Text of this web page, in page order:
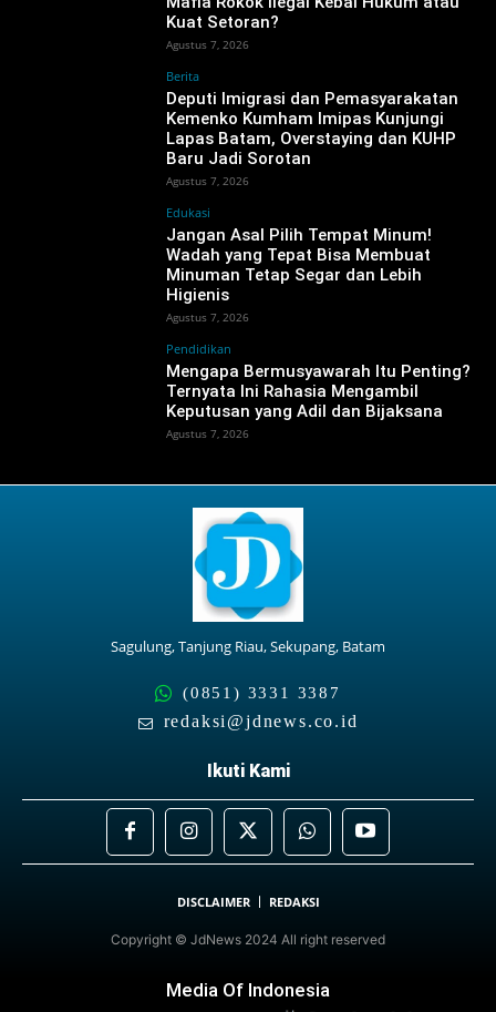
Kuat Setoran?
Agustus 7, 2026
Berita
‎Deputi Imigrasi dan Pemasyarakatan
Kemenko Kumham Imipas Kunjungi
Lapas Batam, Overstaying dan KUHP
Baru Jadi Sorotan
Agustus 7, 2026
Edukasi
Jangan Asal Pilih Tempat Minum!
Wadah yang Tepat Bisa Membuat
Minuman Tetap Segar dan Lebih
Higienis
Agustus 7, 2026
Pendidikan
Mengapa Bermusyawarah Itu Penting?
Ternyata Ini Rahasia Mengambil
Keputusan yang Adil dan Bijaksana
Agustus 7, 2026
Sagulung, Tanjung Riau, Sekupang, Batam
(0851) 3331 3387
redaksi@jdnews.co.id
Ikuti Kami
DISCLAIMER REDAKSI
Copyright © JdNews 2024 All right reserved
Media Of Indonesia